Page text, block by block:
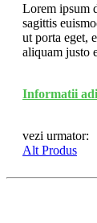
Lorem ipsum
sagittis
ut porta eget,
aliquam justo
Informatii
vezi urmator:
Alt Produs